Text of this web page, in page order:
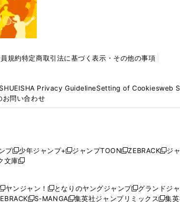
規約特定商取引法に基づく表示・その他の事項
SHUEISHA Privacy GuidelineSetting of Cookiesweb
お問い合わせ
プ
新
し
ィ
少年ジャンプ+
新
ィ
ジャンプTOON
新
ィ
ZEBRACK
新
ィ
ジ
文庫
新
ウ
ヤンジャン！新
し
となりのヤングジャンプ
新
し
グランドジ
新 S-MANGA
新 集英社ジャンプリミックス
新 集